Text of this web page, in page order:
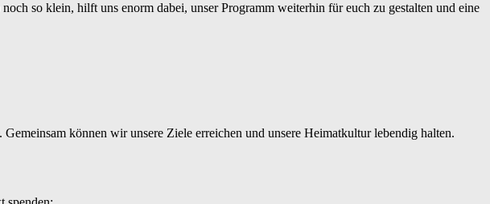
so klein, hilft uns enorm dabei, unser Programm weiterhin für euch zu gestalten und eine
können wir unsere Ziele erreichen und unsere Heimatkultur lebendig halten.